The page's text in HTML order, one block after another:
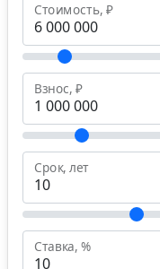
Стоимость, ₽
Взнос, ₽
Срок, лет
Ставка, %